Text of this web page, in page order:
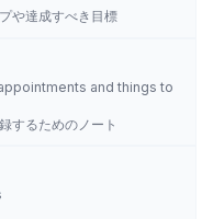
や達成すべき目標
and things to
するためのノート